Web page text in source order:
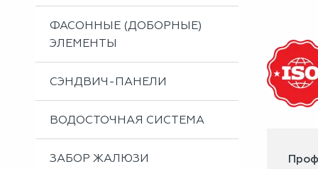
ФАСОННЫЕ (ДОБОРНЫЕ)
ЭЛЕМЕНТЫ
СЭНДВИЧ-ПАНЕЛИ
ВОДОСТОЧНАЯ СИСТЕМА
ЗАБОР ЖАЛЮЗИ